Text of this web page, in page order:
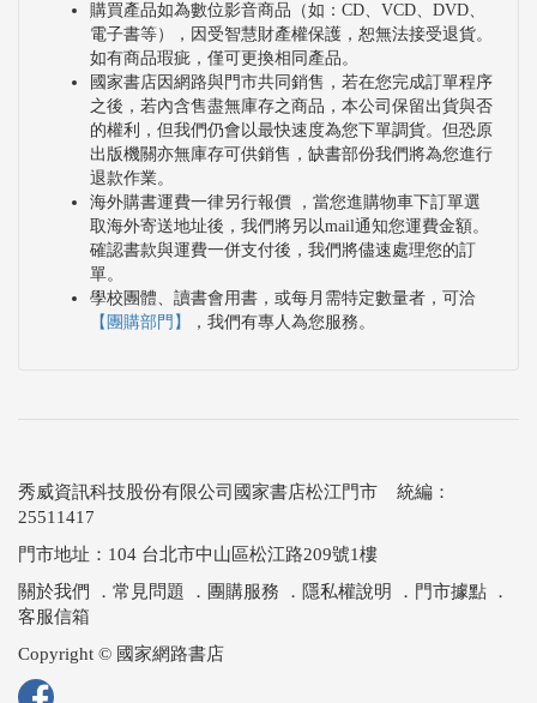
購買產品如為數位影音商品（如：CD、VCD、DVD、
電子書等），因受智慧財產權保護，恕無法接受退貨。
如有商品瑕疵，僅可更換相同產品。
國家書店因網路與門市共同銷售，若在您完成訂單程序
之後，若內含售盡無庫存之商品，本公司保留出貨與否
的權利，但我們仍會以最快速度為您下單調貨。但恐原
出版機關亦無庫存可供銷售，缺書部份我們將為您進行
退款作業。
海外購書運費一律另行報價 ，當您進購物車下訂單選
取海外寄送地址後，我們將另以mail通知您運費金額。
確認書款與運費一併支付後，我們將儘速處理您的訂
單。
學校團體、讀書會用書，或每月需特定數量者，可洽
【團購部門】
，我們有專人為您服務。
秀威資訊科技股份有限公司國家書店松江門市 統編：
25511417
門市地址：104 台北市中山區松江路209號1樓
關於我們
． 常見問題 ． 團購服務 ． 隱私權說明 ． 門市據點 ．
客服信箱
Copyright © 國家網路書店